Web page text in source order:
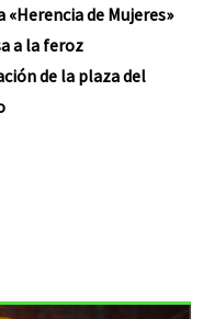
de Mujeres»
a la feroz
de la plaza del